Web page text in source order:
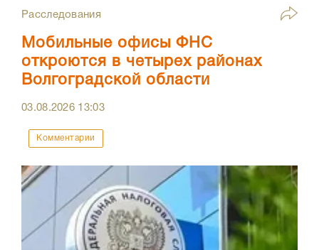
Расследования
Мобильные офисы ФНС
откроются в четырех районах
Волгоградской области
03.08.2026 13:03
Комментарии